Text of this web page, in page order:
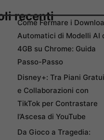
recenti
Come Fermare i
Automatici di Modelli AI
4GB su Chrome: Guida
Passo-Passo
Disney+: Tra Piani
e Collaborazioni con
TikTok per Contrastare
l’Ascesa di YouTube
Da Gioco a Tragedia: